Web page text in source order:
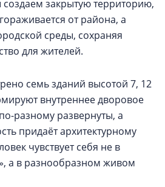
закрытую территорию,
от района, а
среды, сохраняя
для жителей.
семь зданий высотой 7, 12
внутреннее дворовое
разному развернуты, а
придаёт архитектурному
чувствует себя не в
а в разнообразном живом